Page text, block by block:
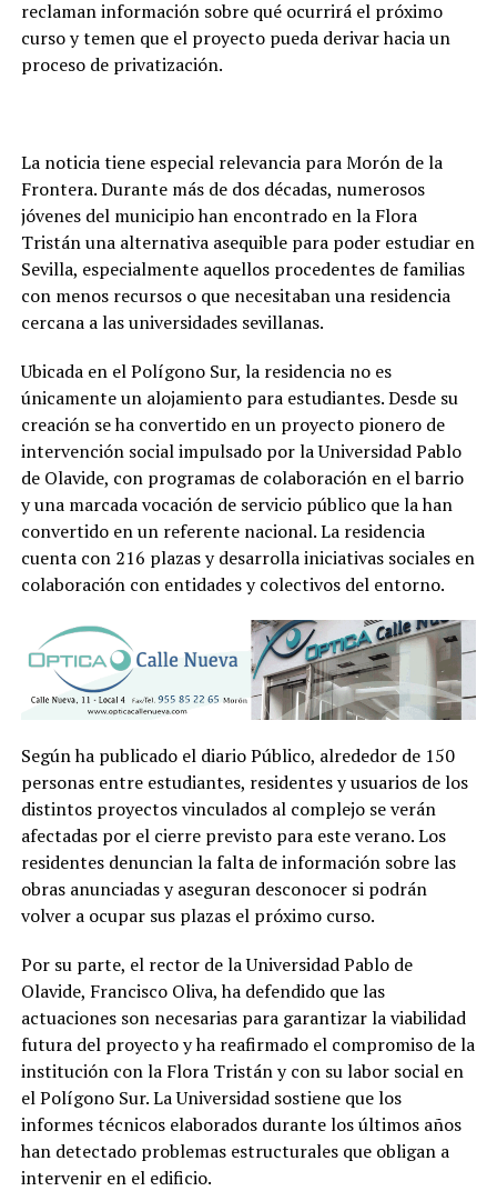
reclaman información sobre qué ocurrirá el próximo
curso y temen que el proyecto pueda derivar hacia un
proceso de privatización.
La noticia tiene especial relevancia para Morón de la
Frontera. Durante más de dos décadas, numerosos
jóvenes del municipio han encontrado en la Flora
Tristán una alternativa asequible para poder estudiar en
Sevilla, especialmente aquellos procedentes de familias
con menos recursos o que necesitaban una residencia
cercana a las universidades sevillanas.
Ubicada en el Polígono Sur, la residencia no es
únicamente un alojamiento para estudiantes. Desde su
creación se ha convertido en un proyecto pionero de
intervención social impulsado por la Universidad Pablo
de Olavide, con programas de colaboración en el barrio
y una marcada vocación de servicio público que la han
convertido en un referente nacional. La residencia
cuenta con 216 plazas y desarrolla iniciativas sociales en
colaboración con entidades y colectivos del entorno.
Según ha publicado el diario Público, alrededor de 150
personas entre estudiantes, residentes y usuarios de los
distintos proyectos vinculados al complejo se verán
afectadas por el cierre previsto para este verano. Los
residentes denuncian la falta de información sobre las
obras anunciadas y aseguran desconocer si podrán
volver a ocupar sus plazas el próximo curso.
Por su parte, el rector de la Universidad Pablo de
Olavide, Francisco Oliva, ha defendido que las
actuaciones son necesarias para garantizar la viabilidad
futura del proyecto y ha reafirmado el compromiso de la
institución con la Flora Tristán y con su labor social en
el Polígono Sur. La Universidad sostiene que los
informes técnicos elaborados durante los últimos años
han detectado problemas estructurales que obligan a
intervenir en el edificio.